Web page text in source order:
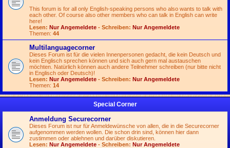
This forum is for all only English-speaking persons who also wants to talk with
each other. Of course also other members who can talk in English can write
here!
Lesen: Nur Angemeldete - Schreiben: Nur Angemeldete
Themen: 44
Multilanguagecorner
Dieses Forum ist für die vielen Innenpersonen gedacht, die kein Deutsch und
kein Englisch sprechen können und sich auch gern mal austauschen
möchten. Natürlich können auch andere Teilnehmer schreiben (nur bitte nicht
in Englisch oder Deutsch)!
Lesen: Nur Angemeldete - Schreiben: Nur Angemeldete
Themen: 14
Special Corner
Anmeldung Securecorner
Dieses Forum ist nur für Anmeldewünsche von allen, die in die Securecorner
aufgenommen werden wollen. Die schon drin sind, können hier dann
zustimmen oder ablehnen und darüber diskutieren.
Lesen: Nur Angemeldete - Schreiben: Nur Angemeldete